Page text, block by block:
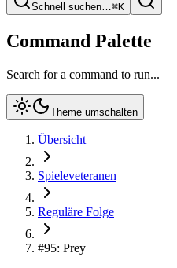
Schnell suchen…⌘K
Command Palette
Search for a command to run...
Theme umschalten
Übersicht
Spieleveteranen
Reguläre Folge
#95: Prey